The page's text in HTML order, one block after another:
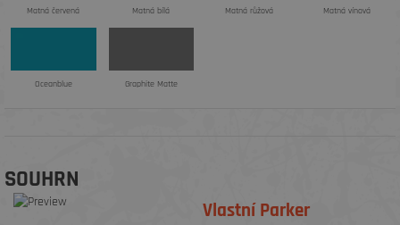
Matná červená Matná bílá Matná růžová Matná vínová
Oceanblue Graphite Matte
SOUHRN
Vlastní Parker